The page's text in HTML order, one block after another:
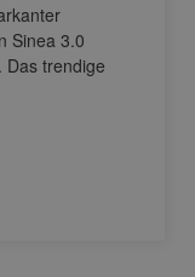
Sinea 3.0
Das trendige